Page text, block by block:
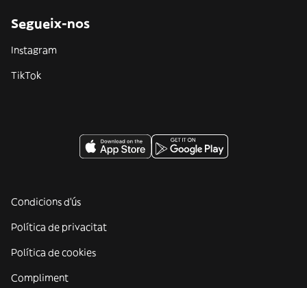
Segueix-nos
Instagram
TikTok
Condicions d'ús
Política de privacitat
Política de cookies
Compliment